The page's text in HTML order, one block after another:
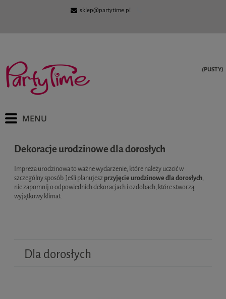
sklep@partytime.pl
(PUSTY)
Dekoracje urodzinowe dla dorosłych
Impreza urodzinowa to ważne wydarzenie, które należy uczcić w
szczególny sposób. Jeśli planujesz przyjęcie urodzinowe dla dorosłych,
nie zapomnij o odpowiednich dekoracjach i ozdobach, które stworzą
wyjątkowy klimat.
Dla dorosłych